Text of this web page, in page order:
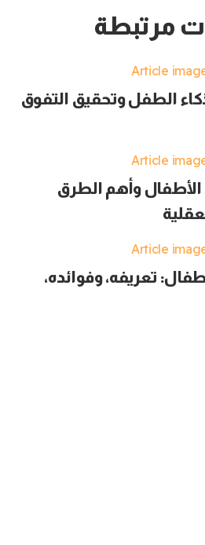
مرتبطة
الطفل وتحقيق التفوق
وأهم الطرق
تعريفه، وفوائده،